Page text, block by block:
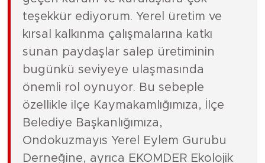
teşekkür ediyorum. Yerel üretim ve
kırsal kalkınma çalışmalarına katkı
sunan paydaşlar salep üretiminin
bugünkü seviyeye ulaşmasında
önemli rol oynuyor. Bu sebeple
özellikle ilçe Kaymakamlığımıza, İlçe
Belediye Başkanlığımıza,
Ondokuzmayıs Yerel Eylem Gurubu
Derneğine, ayrıca EKOMDER Ekolojik